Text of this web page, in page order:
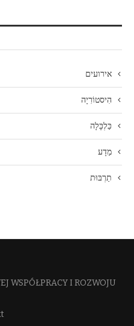
אירועים
הִיסטוֹרִיָה
כַּלְכָּלָה
מַדָע
תַרְבּוּת
WSPÓŁPRACY I ROZWOJU​